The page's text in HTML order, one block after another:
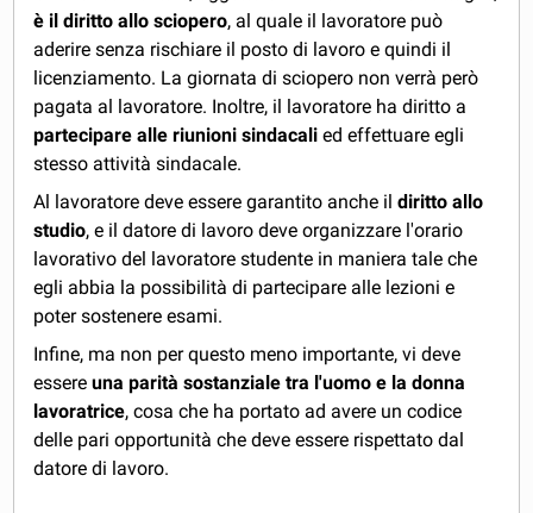
è il diritto allo sciopero, al quale il lavoratore può
aderire senza rischiare il posto di lavoro e quindi il
licenziamento. La giornata di sciopero non verrà però
pagata al lavoratore. Inoltre, il lavoratore ha diritto a
partecipare alle riunioni sindacali ed effettuare egli
stesso attività sindacale.
Al lavoratore deve essere garantito anche ildiritto allo
studio, e il datore di lavoro deve organizzare l'orario
lavorativo del lavoratore studente in maniera tale che
egli abbia la possibilità di partecipare alle lezioni e
poter sostenere esami.
Infine, ma non per questo meno importante, vi deve
essereuna parità sostanziale tra l'uomo e la donna
lavoratrice, cosa che ha portato ad avere un codice
delle pari opportunità che deve essere rispettato dal
datore di lavoro.